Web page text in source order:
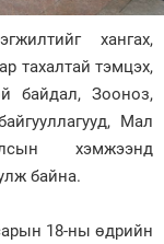
хангах,
тахалтай тэмцэх,
байдал, Зооноз,
Мал
хэмжээнд
байна.
18-ны өдрийн